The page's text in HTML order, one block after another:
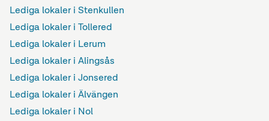
Lediga lokaler i Stenkullen
Lediga lokaler i Tollered
Lediga lokaler i Lerum
Lediga lokaler i Alingsås
Lediga lokaler i Jonsered
Lediga lokaler i Älvängen
Lediga lokaler i Nol